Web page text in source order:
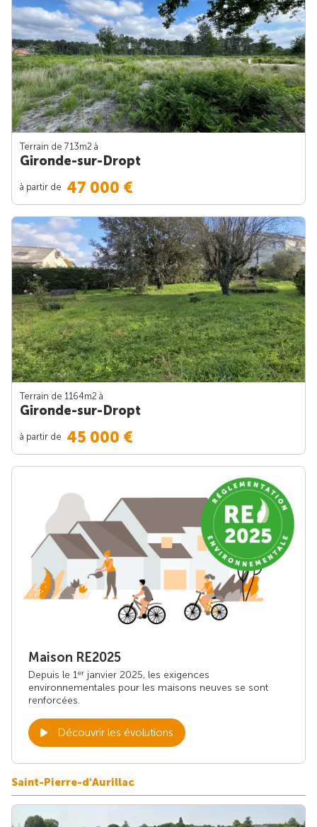
Terrain de 713m2 à
Gironde-sur-Dropt
à partir de 47 000 €
Terrain de 1164m2 à
Gironde-sur-Dropt
à partir de 45 000 €
Maison RE2025
Depuis le 1er janvier 2025, les exigences
environnementales pour les maisons neuves se sont
renforcées.
Découvrir les évolutions
Saint-Pierre-d'Aurillac